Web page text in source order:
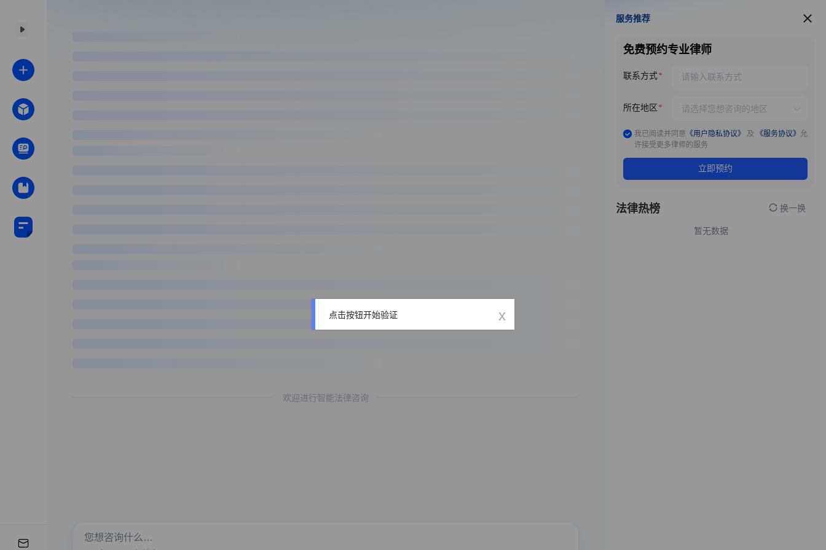
欢迎进行智能法律咨询
服务推荐
服务推荐
免费预约专业律师
联系方式
所在地区
我已阅读并同意 《用户隐私协议》 及 《服务协议》 允
许接受更多律师的服务
立即预约
法律热榜 换一换
暂无数据
点击按钮开始验证 x